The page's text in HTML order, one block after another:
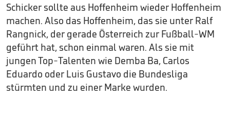
Schicker sollte aus Hoffenheim wieder Hoffenheim
machen. Also das Hoffenheim, das sie unter Ralf
Rangnick, der gerade Österreich zur Fußball-WM
geführt hat, schon einmal waren. Als sie mit
jungen Top-Talenten wie Demba Ba, Carlos
Eduardo oder Luis Gustavo die Bundesliga
stürmten und zu einer Marke wurden.